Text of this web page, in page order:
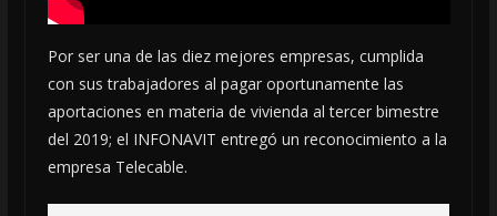
Por ser una de las diez mejores empresas, cumplida
con sus trabajadores al pagar oportunamente las
aportaciones en materia de vivienda al tercer bimestre
del 2019; el INFONAVIT entregó un reconocimiento a la
empresa Telecable.